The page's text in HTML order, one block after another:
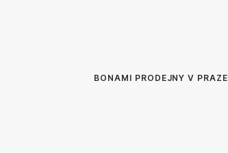
BONAMI PRODEJNY V PRAZE